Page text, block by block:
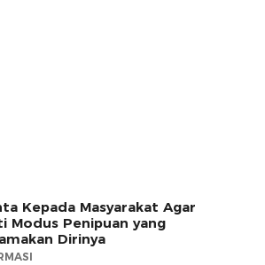
Kepada Masyarakat Agar
Modus Penipuan yang
Dirinya